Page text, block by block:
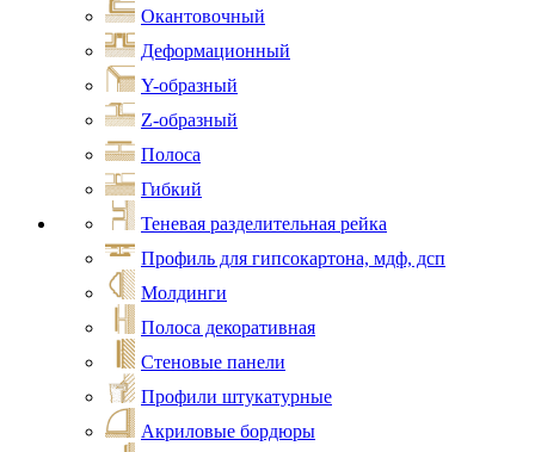
Окантовочный
Деформационный
Y-образный
Z-образный
Полоса
Гибкий
Теневая разделительная рейка
Профиль для гипсокартона, мдф, дсп
Молдинги
Полоса декоративная
Стеновые панели
Профили штукатурные
Акриловые бордюры